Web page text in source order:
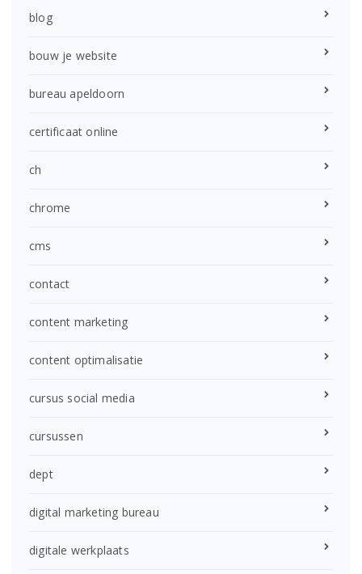
blog
bouw je website
bureau apeldoorn
certificaat online
ch
chrome
cms
contact
content marketing
content optimalisatie
cursus social media
cursussen
dept
digital marketing bureau
digitale werkplaats